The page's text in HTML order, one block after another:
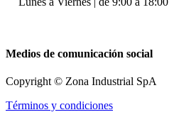
Medios de comunicación social
Copyright © Zona Industrial SpA
Términos y condiciones